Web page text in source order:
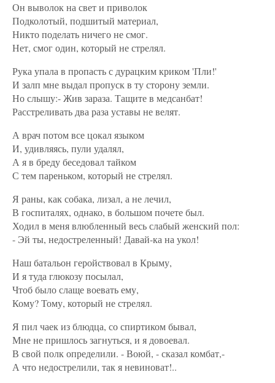
Он выволок на свет и приволок
Подколотый, подшитый материал,
Никто поделать ничего не смог.
Нет, смог один, который не стрелял.
Рука упала в пропасть с дурацким криком 'Пли!'
И залп мне выдал пропуск в ту сторону земли.
Но слышу:- Жив зараза. Тащите в медсанбат!
Расстреливать два раза уставы не велят.
А врач потом все цокал языком
И, удивляясь, пули удалял,
А я в бреду беседовал тайком
С тем пареньком, который не стрелял.
Я раны, как собака, лизал, а не лечил,
В госпиталях, однако, в большом почете был.
Ходил в меня влюбленный весь слабый женский пол:
- Эй ты, недостреленный! Давай-ка на укол!
Наш батальон геройствовал в Крыму,
И я туда глюкозу посылал,
Чтоб было слаще воевать ему,
Кому? Тому, который не стрелял.
Я пил чаек из блюдца, со спиртиком бывал,
Мне не пришлось загнуться, и я довоевал.
В свой полк определили. - Воюй, - сказал комбат,-
А что недострелили, так я невиноват!..